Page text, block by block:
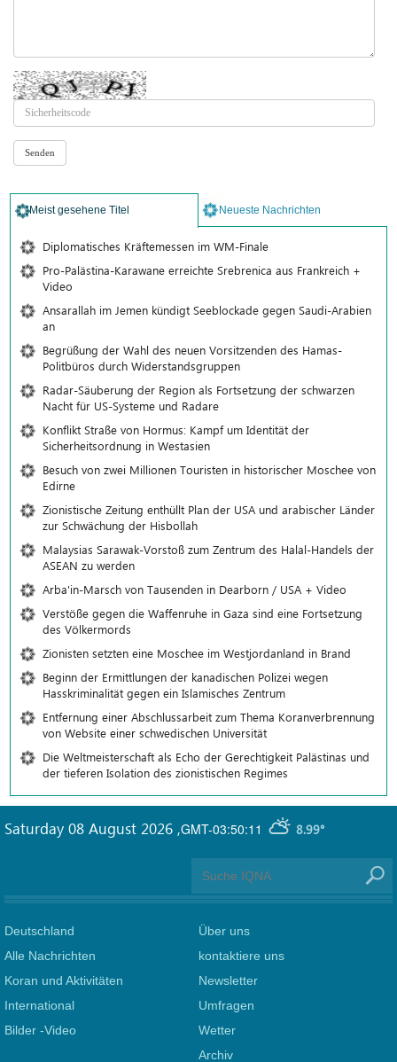
Meist gesehene Titel Neueste Nachrichten
Diplomatisches Kräftemessen im WM-Finale
Pro-Palästina-Karawane erreichte Srebrenica aus Frankreich +
Video
Ansarallah im Jemen kündigt Seeblockade gegen Saudi-Arabien
an
Begrüßung der Wahl des neuen Vorsitzenden des Hamas-
Politbüros durch Widerstandsgruppen
Radar-Säuberung der Region als Fortsetzung der schwarzen
Nacht für US-Systeme und Radare
Konflikt Straße von Hormus: Kampf um Identität der
Sicherheitsordnung in Westasien
Besuch von zwei Millionen Touristen in historischer Moschee von
Edirne
Zionistische Zeitung enthüllt Plan der USA und arabischer Länder
zur Schwächung der Hisbollah
Malaysias Sarawak-Vorstoß zum Zentrum des Halal-Handels der
ASEAN zu werden
Arba'in-Marsch von Tausenden in Dearborn / USA + Video
Verstöße gegen die Waffenruhe in Gaza sind eine Fortsetzung
des Völkermords
Zionisten setzten eine Moschee im Westjordanland in Brand
Beginn der Ermittlungen der kanadischen Polizei wegen
Hasskriminalität gegen ein Islamisches Zentrum
Entfernung einer Abschlussarbeit zum Thema Koranverbrennung
von Website einer schwedischen Universität
Die Weltmeisterschaft als Echo der Gerechtigkeit Palästinas und
der tieferen Isolation des zionistischen Regimes
GMT-03:50:11 8.99°
Saturday 08 August 2026 ,
Deutschland
Alle Nachrichten
Koran und Aktivitäten
International
Bilder -Video
Über uns
kontaktiere uns
Newsletter
Umfragen
Wetter
Archiv